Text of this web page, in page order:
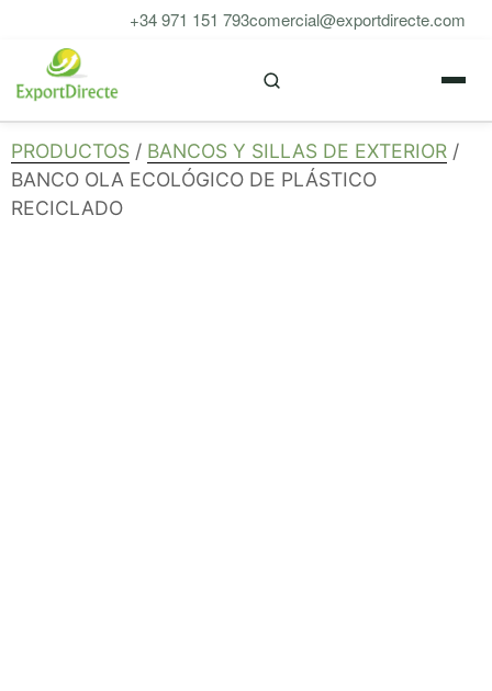
contenido
+34 971 151 793comercial@exportdirecte.com
PRODUCTOS / BANCOS Y SILLAS DE EXTERIOR /
BANCO OLA ECOLÓGICO DE PLÁSTICO
RECICLADO